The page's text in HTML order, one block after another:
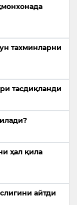
тахминларни
тасдиқланди
ҳал қила
айтди